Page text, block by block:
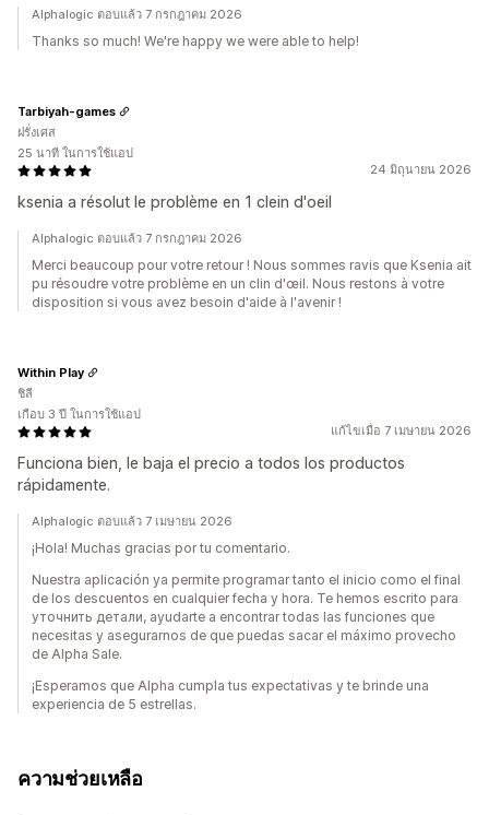
Alphalogic ตอบแล้ว 7 กรกฎาคม 2026
Thanks so much! We're happy we were able to help!
24 มิถุนายน 2026
ksenia a résolut le problème en 1 clein d'oeil
Tarbiyah-games
ฝรั่งเศส
25 นาที ในการใช้แอป
Alphalogic ตอบแล้ว 7 กรกฎาคม 2026
Merci beaucoup pour votre retour ! Nous sommes ravis que Ksenia ait
pu résoudre votre problème en un clin d'œil. Nous restons à votre
disposition si vous avez besoin d'aide à l'avenir !
แก้ไขเมื่อ 7 เมษายน 2026
Funciona bien, le baja el precio a todos los productos
rápidamente.
Within Play
ชิลี
เกือบ 3 ปี ในการใช้แอป
Alphalogic ตอบแล้ว 7 เมษายน 2026
¡Hola! Muchas gracias por tu comentario.
Nuestra aplicación ya permite programar tanto el inicio como el final
de los descuentos en cualquier fecha y hora. Te hemos escrito para
уточнить детали, ayudarte a encontrar todas las funciones que
necesitas y asegurarnos de que puedas sacar el máximo provecho
de Alpha Sale.
¡Esperamos que Alpha cumpla tus expectativas y te brinde una
experiencia de 5 estrellas.
ความช่วยเหลือ